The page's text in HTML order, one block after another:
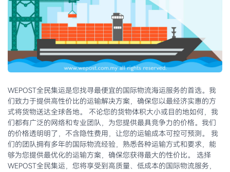
WEPOST全民集运是您找寻最便宜的国际物流海运服务的首选。我
们致力于提供高性价比的运输解决方案，确保您以最经济实惠的方
式将货物送达全球各地。 不论您的货物体积大小或目的地如何，我
们都有广泛的网络和专业团队，为您提供最具竞争力的价格。我们
的价格透明明了，不含隐性费用，让您的运输成本可控可预测。 我
们的团队拥有多年的国际物流经验，熟悉各种运输方式和要求，能
够为您提供最优化的运输方案，确保您获得最大的性价比。 选择
WEPOST全民集运，您将享受到高质量、低成本的国际物流服务，